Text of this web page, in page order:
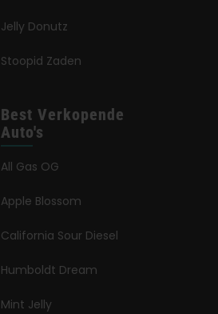
Jelly Donutz
Stoopid Zaden
Best Verkopende
Auto's
All Gas OG
Apple Blossom
California Sour Diesel
Humboldt Dream
Mint Jelly